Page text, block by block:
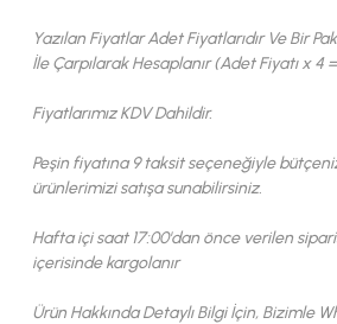
Yazılan Fiyatlar Adet Fiyatlarıdır Ve Bir
İle Çarpılarak Hesaplanır (Adet Fiyatı x 4
Fiyatlarımız KDV Dahildir.
Peşin fiyatına 9 taksit seçeneğiyle
ürünlerimizi satışa sunabilirsiniz.
Hafta içi saat 17:00'dan önce verilen
içerisinde kargolanır
Ürün Hakkında Detaylı Bilgi İçin, Bizimle